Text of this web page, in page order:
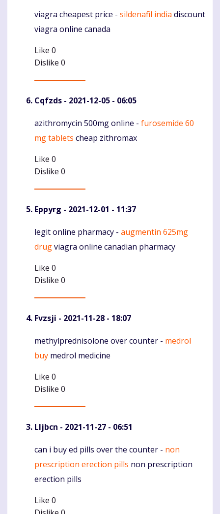
Komentaras
viagra cheapest price - sildenafil india discount
viagra online canada
Like 0
Dislike 0
Cqfzds - 2021-12-05 - 06:05
Komentaras
azithromycin 500mg online - furosemide 60
mg tablets cheap zithromax
Like 0
Dislike 0
Eppyrg - 2021-12-01 - 11:37
Komentaras
legit online pharmacy - augmentin 625mg
drugviagra online canadian pharmacy
Like 0
Dislike 0
Fvzsji - 2021-11-28 - 18:07
Komentaras
methylprednisolone over counter - medrol
buy medrol medicine
Like 0
Dislike 0
Lljbcn - 2021-11-27 - 06:51
Komentaras
can i buy ed pills over the counter - non
prescription erection pills non prescription
erection pills
Like 0